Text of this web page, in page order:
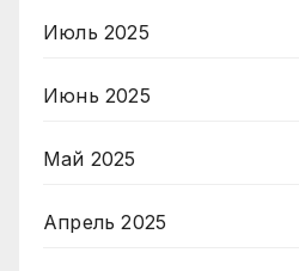
Июль 2025
Июнь 2025
Май 2025
Апрель 2025